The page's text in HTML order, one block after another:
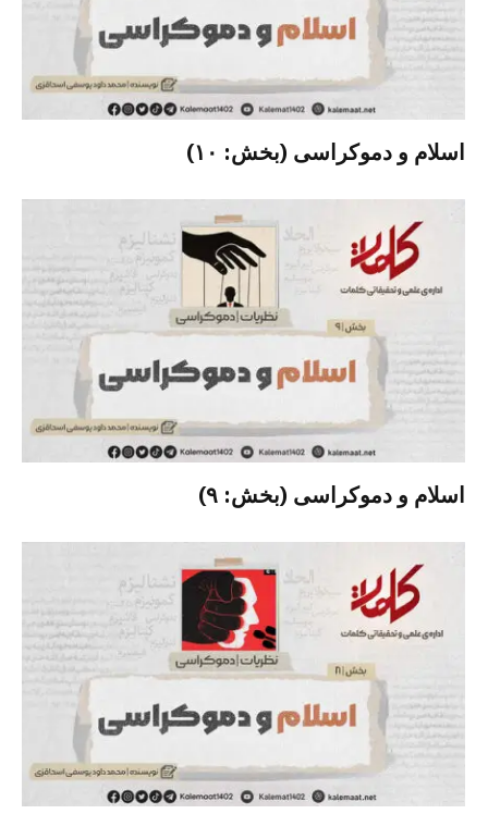
اسلام و دموکراسی (بخش: ۱۰)
اسلام و دموکراسی (بخش: ۹)